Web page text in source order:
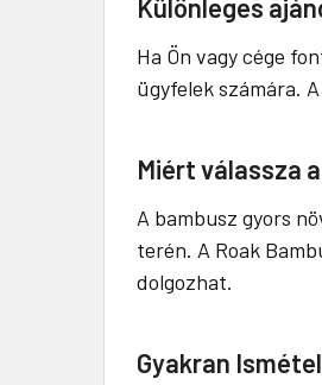
Különleges
Ha Ön vagy cége
ügyfelek számára.
Miért válassza
A bambusz gyors
terén. A Roak
dolgozhat.
Gyakran